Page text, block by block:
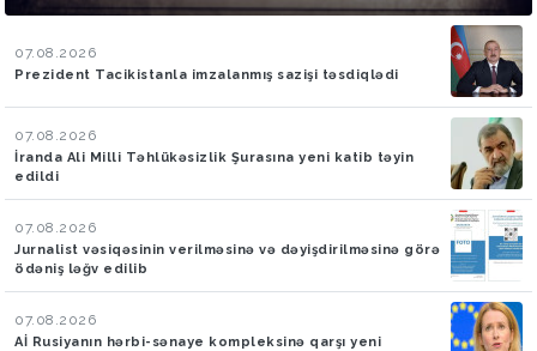
07.08.2026
Prezident Tacikistanla imzalanmış sazişi təsdiqlədi
07.08.2026
İranda Ali Milli Təhlükəsizlik Şurasına yeni katib təyin
edildi
07.08.2026
Jurnalist vəsiqəsinin verilməsinə və dəyişdirilməsinə görə
ödəniş ləğv edilib
07.08.2026
Aİ Rusiyanın hərbi-sənaye kompleksinə qarşı yeni